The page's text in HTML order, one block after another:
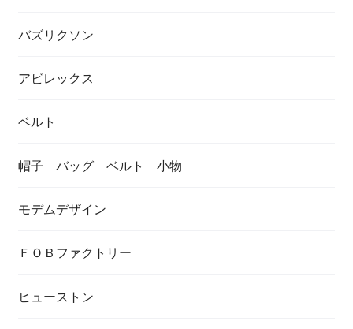
バズリクソン
アビレックス
ベルト
帽子 バッグ ベルト 小物
モデムデザイン
ＦＯＢファクトリー
ヒューストン